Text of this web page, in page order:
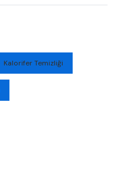
Kalorifer Temizliği